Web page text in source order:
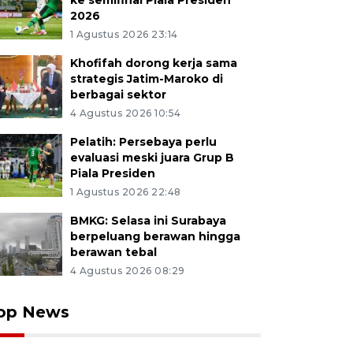
2026
1 Agustus 2026 23:14
Khofifah dorong kerja sama
strategis Jatim-Maroko di
berbagai sektor
4 Agustus 2026 10:54
Pelatih: Persebaya perlu
evaluasi meski juara Grup B
Piala Presiden
1 Agustus 2026 22:48
BMKG: Selasa ini Surabaya
berpeluang berawan hingga
berawan tebal
4 Agustus 2026 08:29
News